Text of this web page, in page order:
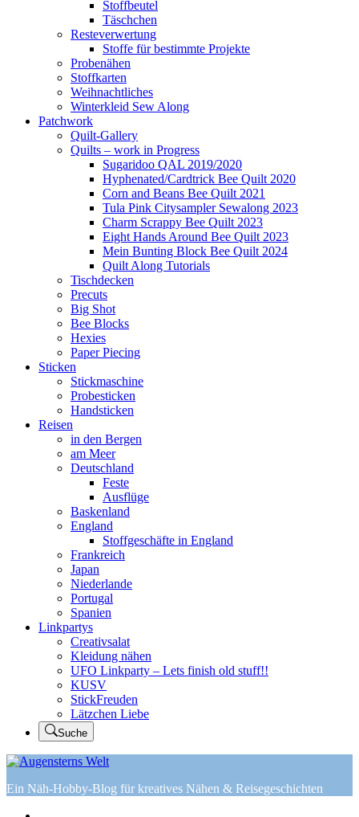
Stoffbeutel
Täschchen
Resteverwertung
Stoffe für bestimmte Projekte
Probenähen
Stoffkarten
Weihnachtliches
Winterkleid Sew Along
Patchwork
Quilt-Gallery
Quilts – work in Progress
Sugaridoo QAL 2019/2020
Hyphenated/Cardtrick Bee Quilt 2020
Corn and Beans Bee Quilt 2021
Tula Pink Citysampler Sewalong 2023
Charm Scrappy Bee Quilt 2023
Eight Hands Around Bee Quilt 2023
Mein Bunting Block Bee Quilt 2024
Quilt Along Tutorials
Tischdecken
Precuts
Big Shot
Bee Blocks
Hexies
Paper Piecing
Sticken
Stickmaschine
Probesticken
Handsticken
Reisen
in den Bergen
am Meer
Deutschland
Feste
Ausflüge
Baskenland
England
Stoffgeschäfte in England
Frankreich
Japan
Niederlande
Portugal
Spanien
Linkpartys
Creativsalat
Kleidung nähen
UFO Linkparty – Lets finish old stuff!!
KUSV
StickFreuden
Lätzchen Liebe
Suche
Ein Näh-Hobby-Blog für kreatives Nähen & Reisegeschichten